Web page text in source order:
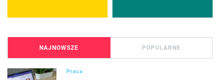
NAJNOWSZE POPULARNE
Praca